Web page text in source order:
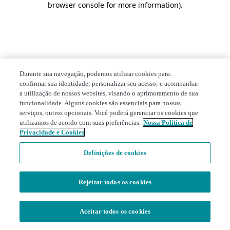
browser console for more information).
Durante sua navegação, podemos utilizar cookies para:
confirmar sua identidade; personalizar seu acesso; e acompanhar
a utilização de nossos websites, visando o aprimoramento de sua
funcionalidade. Alguns cookies são essenciais para nossos
serviços, outros opcionais. Você poderá gerenciar os cookies que
utilizamos de acordo com suas preferências. Nossa Política de
Privacidade e Cookies
Definições de cookies
Rejeitar todos os cookies
Aceitar todos os cookies